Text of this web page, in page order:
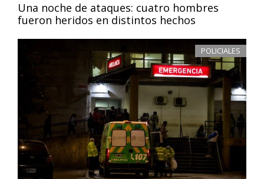
Una noche de ataques: cuatro hombres
fueron heridos en distintos hechos
POLICIALES